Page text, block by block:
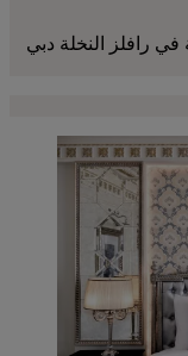
في رافلز النخلة دبي